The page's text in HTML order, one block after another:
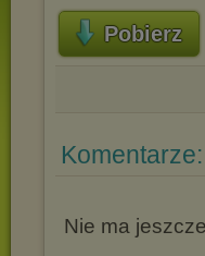
Pobierz
Komentarze:
Nie ma